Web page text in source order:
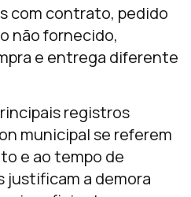
com contrato, pedido
não fornecido,
e entrega diferente
registros
municipal se referem
e ao tempo de
justificam a demora